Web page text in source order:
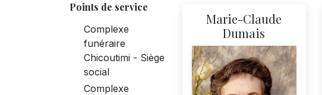
Points de service
Complexe
funéraire
Chicoutimi - Siège
social
Complexe
Marie-Claude
Dumais